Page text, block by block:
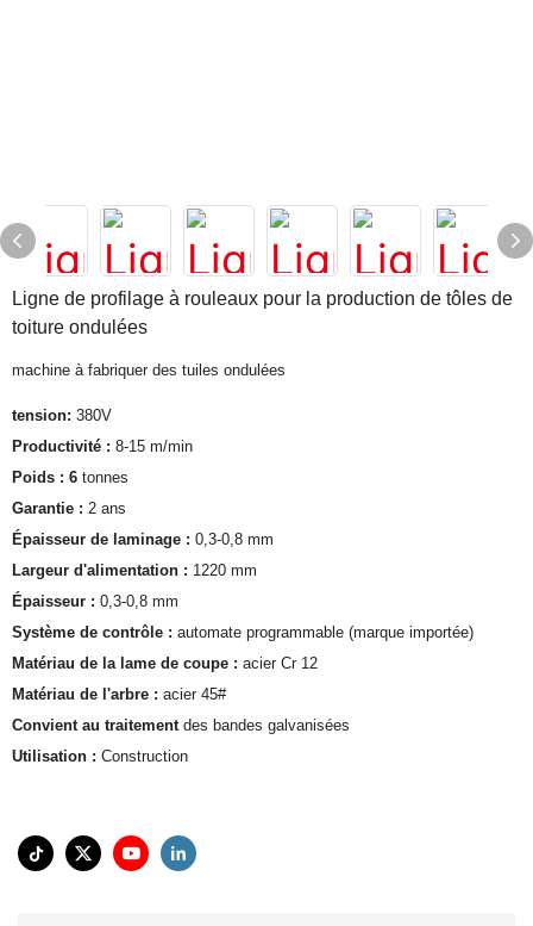
Ligne de profilage à rouleaux pour la production de tôles de
toiture ondulées
machine à fabriquer des tuiles ondulées
tension: 380V
Productivité : 8-15 m/min
Poids : 6 tonnes
Garantie : 2 ans
Épaisseur de laminage : 0,3-0,8 mm
Largeur d'alimentation : 1220 mm
Épaisseur : 0,3-0,8 mm
Système de contrôle : automate programmable (marque importée)
Matériau de la lame de coupe : acier Cr 12
Matériau de l'arbre : acier 45#
Convient au traitementdes bandes galvanisées
Utilisation : Construction